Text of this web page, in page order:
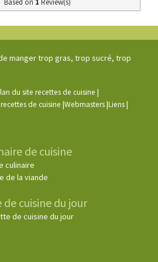
manger trop gras, trop sucré, trop
du site recettes de cuisine |
recettes de cuisine |Webmasters|Liens|
de cuisine
culinaire
de la viande
de cuisine du jour
de cuisine du jour